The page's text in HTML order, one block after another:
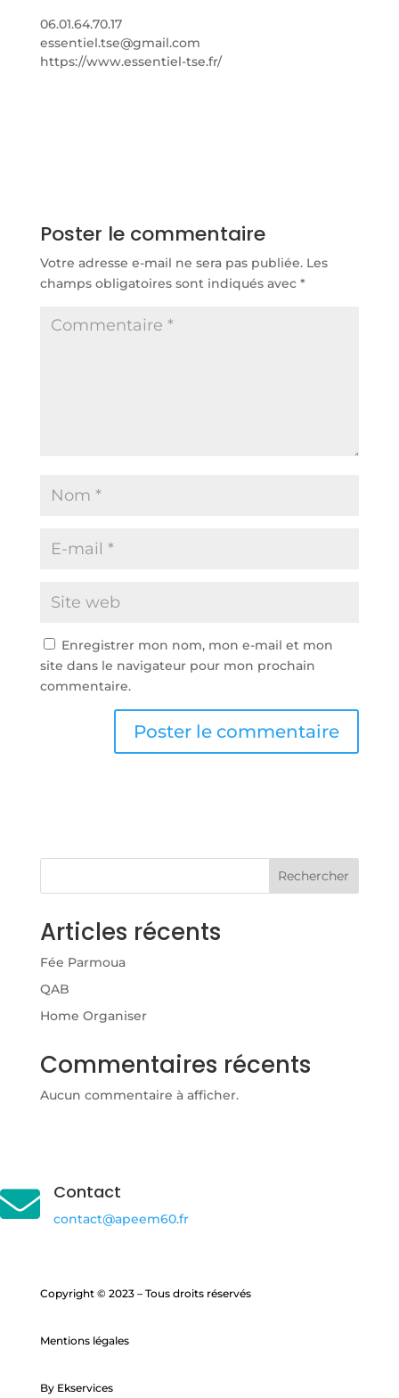
06.01.64.70.17
essentiel.tse@gmail.com
https://www.essentiel-tse.fr/
Poster le commentaire
Votre adresse e-mail ne sera pas publiée. Les
champs obligatoires sont indiqués avec *
Enregistrer mon nom, mon e-mail et mon
site dans le navigateur pour mon prochain
commentaire.
Rechercher
Articles récents
Fée Parmoua
QAB
Home Organiser
Commentaires récents
Aucun commentaire à afficher.
 Contact
contact@apeem60.fr
Copyright © 2023 – Tous droits réservés
Mentions légales
By Ekservices